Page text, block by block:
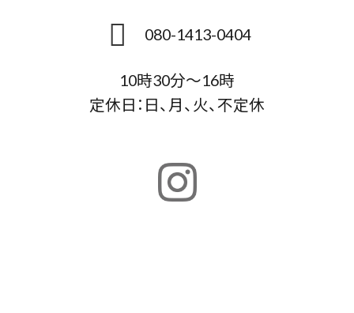
080-1413-0404
10時30分～16時
定休日：日、月、火、不定休